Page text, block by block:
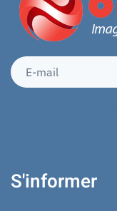
S'informer